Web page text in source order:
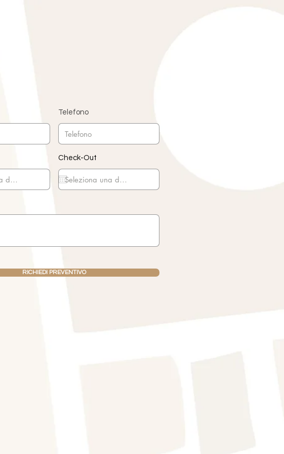
Telefono
Check-Out
RICHIEDI PREVENTIVO